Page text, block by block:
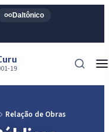
Daltônico
19
Relação de Obras